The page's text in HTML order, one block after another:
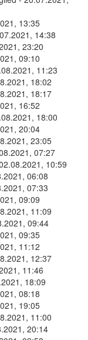
13:35
14:38
23:20
09:10
11:23
18:02
18:17
16:52
18:00
20:04
23:05
07:27
10:59
06:08
07:33
09:09
11:09
09:44
09:35
11:12
12:37
11:46
18:09
08:18
19:05
11:00
20:14